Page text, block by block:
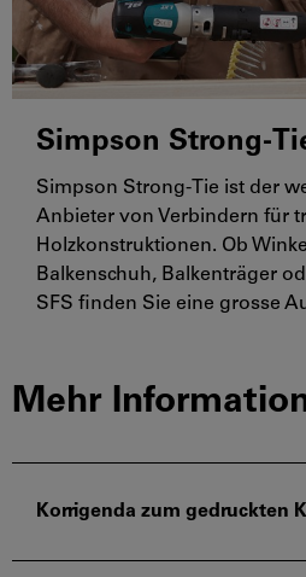
Simpson Strong-
Simpson Strong-Tie ist der
Anbieter von Verbindern für
Holzkonstruktionen. Ob
Balkenschuh, Balkenträger
SFS finden Sie eine grosse
Mehr
Korrigenda zum gedruckten